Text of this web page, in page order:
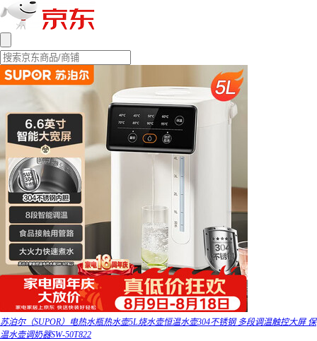
苏泊尔（SUPOR）电热水瓶热水壶5L烧水壶恒温水壶304不锈钢 多段调温触控大屏 保
温水壶调奶器SW-50T822